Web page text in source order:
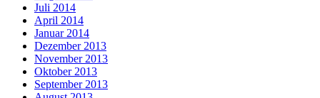
Juli 2014
April 2014
Januar 2014
Dezember 2013
November 2013
Oktober 2013
September 2013